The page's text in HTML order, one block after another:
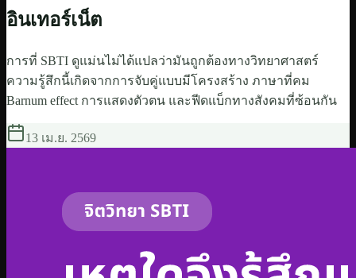
อินเทอร์เน็ต
การที่ SBTI ดูแม่นไม่ได้แปลว่ามันถูกต้องทางวิทยาศาสตร์
ความรู้สึกนี้เกิดจากการจับคู่แบบมีโครงสร้าง ภาษาที่คม
Barnum effect การแสดงตัวตน และฟีดแบ็กทางสังคมที่ซ้อนกัน
13 เม.ย. 2569